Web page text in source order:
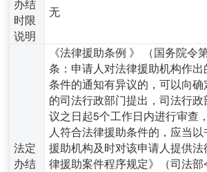
办结
时限
说明
无
法定
办结
《法律援助条例 》 （国务院令
条：申请人对法律援助机构作
条件的通知有异议的，可以向
的司法行政部门提出，司法行
议之日起5个工作日内进行审查
人符合法律援助条件的，应当
援助机构及时对该申请人提供
律援助案件程序规定》（司法